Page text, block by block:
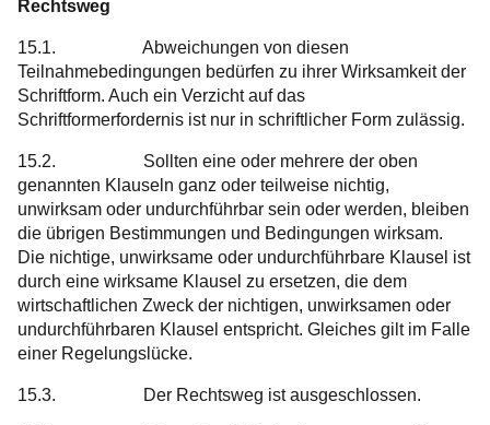
Rechtsweg
15.1. Abweichungen von diesen
Teilnahmebedingungen bedürfen zu ihrer Wirksamkeit der
Schriftform. Auch ein Verzicht auf das
Schriftformerfordernis ist nur in schriftlicher Form zulässig.
15.2. Sollten eine oder mehrere der oben
genannten Klauseln ganz oder teilweise nichtig,
unwirksam oder undurchführbar sein oder werden, bleiben
die übrigen Bestimmungen und Bedingungen wirksam.
Die nichtige, unwirksame oder undurchführbare Klausel ist
durch eine wirksame Klausel zu ersetzen, die dem
wirtschaftlichen Zweck der nichtigen, unwirksamen oder
undurchführbaren Klausel entspricht. Gleiches gilt im Falle
einer Regelungslücke.
15.3. Der Rechtsweg ist ausgeschlossen.